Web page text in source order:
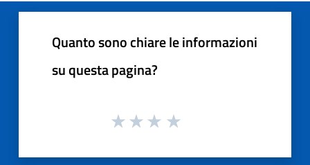
Quanto sono chiare le informazioni
su questa pagina?